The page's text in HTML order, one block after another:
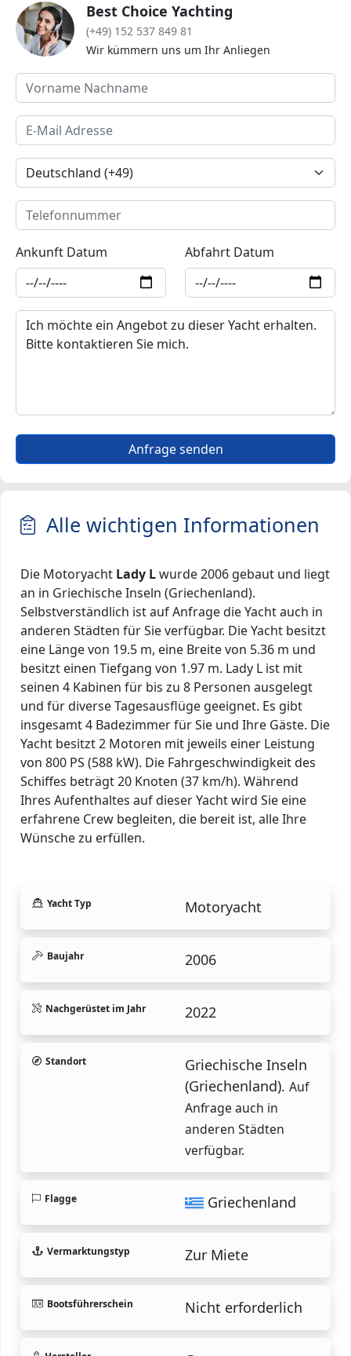
Best Choice Yachting
(+49) 152 537 849 81
Wir kümmern uns um Ihr Anliegen
Ankunft Datum Abfahrt Datum
Anfrage senden
Alle wichtigen Informationen
Die Motoryacht Lady Lwurde 2006 gebaut und liegt
an in Griechische Inseln (Griechenland).
Selbstverständlich ist auf Anfrage die Yacht auch in
anderen Städten für Sie verfügbar. Die Yacht besitzt
eine Länge von 19.5 m, eine Breite von 5.36 m und
besitzt einen Tiefgang von 1.97 m. Lady L ist mit
seinen 4 Kabinen für bis zu 8 Personen ausgelegt
und für diverse Tagesausflüge geeignet. Es gibt
insgesamt 4 Badezimmer für Sie und Ihre Gäste. Die
Yacht besitzt 2 Motoren mit jeweils einer Leistung
von 800 PS (588 kW). Die Fahrgeschwindigkeit des
Schiffes beträgt 20 Knoten (37 km/h). Während
Ihres Aufenthaltes auf dieser Yacht wird Sie eine
erfahrene Crew begleiten, die bereit ist, alle Ihre
Wünsche zu erfüllen.
Yacht Typ Motoryacht
Baujahr 2006
Nachgerüstet im Jahr 2022
Standort
Griechische Inseln
(Griechenland). Auf
Anfrage auch in
anderen Städten
verfügbar.
Flagge Griechenland
Vermarktungstyp Zur Miete
Bootsführerschein Nicht erforderlich